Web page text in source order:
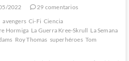
2022
29 comentarios
avengers Ci-Fi Ciencia
Hormiga La Guerra Kree-Skrull La Semana
Roy Thomas superhéroes Tom